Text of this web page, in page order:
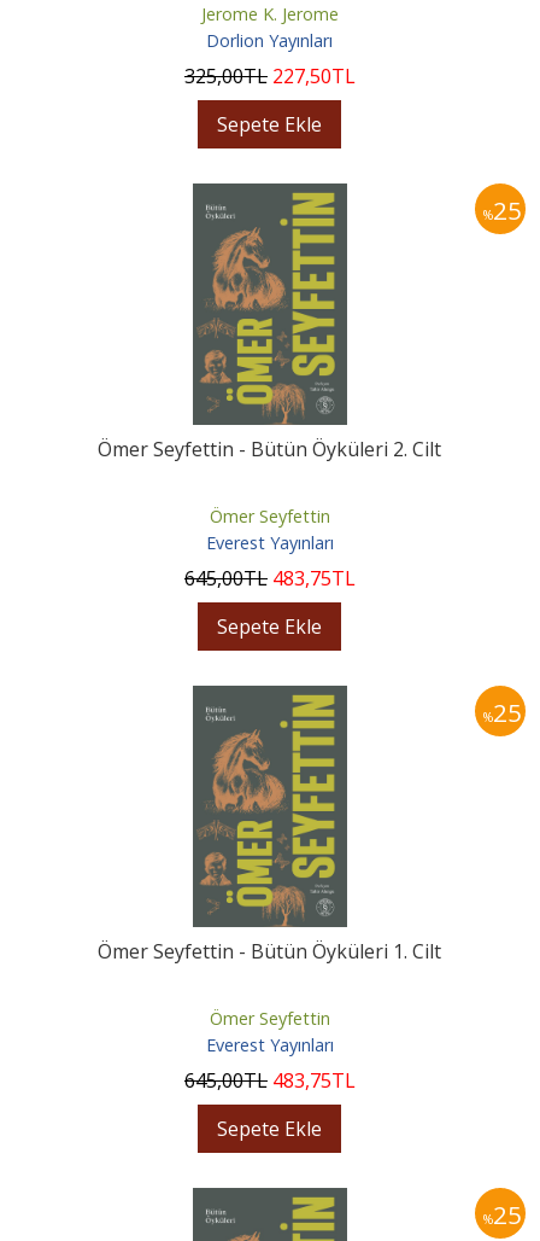
Jerome K. Jerome
Dorlion Yayınları
325,00TL 227,50TL
Sepete Ekle
%25
Ömer Seyfettin - Bütün Öyküleri 2. Cilt
Ömer Seyfettin
Everest Yayınları
645,00TL 483,75TL
Sepete Ekle
%25
Ömer Seyfettin - Bütün Öyküleri 1. Cilt
Ömer Seyfettin
Everest Yayınları
645,00TL 483,75TL
Sepete Ekle
%25